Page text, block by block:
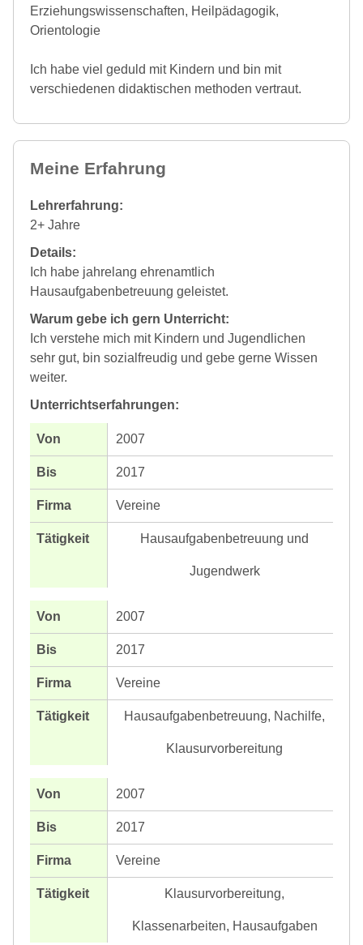
Erziehungswissenschaften, Heilpädagogik,
Orientologie
Ich habe viel geduld mit Kindern und bin mit
verschiedenen didaktischen methoden vertraut.
Meine Erfahrung
Lehrerfahrung:
2+ Jahre
Details:
Ich habe jahrelang ehrenamtlich
Hausaufgabenbetreuung geleistet.
Warum gebe ich gern Unterricht:
Ich verstehe mich mit Kindern und Jugendlichen
sehr gut, bin sozialfreudig und gebe gerne Wissen
weiter.
Unterrichtserfahrungen:
2007
2017
Vereine
Hausaufgabenbetreuung und
Jugendwerk
2007
2017
Vereine
Hausaufgabenbetreuung, Nachilfe,
Klausurvorbereitung
2007
2017
Vereine
Klausurvorbereitung,
Klassenarbeiten, Hausaufgaben